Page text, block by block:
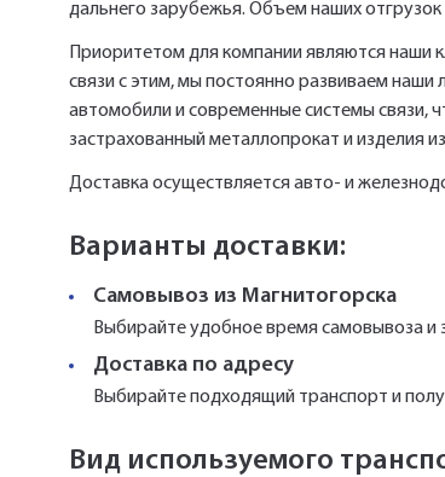
дальнего зарубежья. Объем наших отгрузок
Приоритетом для компании являются наши
связи с этим, мы постоянно развиваем
автомобили и современные системы связи,
застрахованный металлопрокат и изделия
Доставка осуществляется авто- и
Варианты доставки:
Самовывоз из Магнитогорска
Выбирайте удобное время самовывоза и
Доставка по адресу
Выбирайте подходящий транспорт и
Вид используемого